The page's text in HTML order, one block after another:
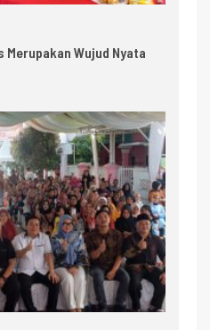
Wujud Nyata